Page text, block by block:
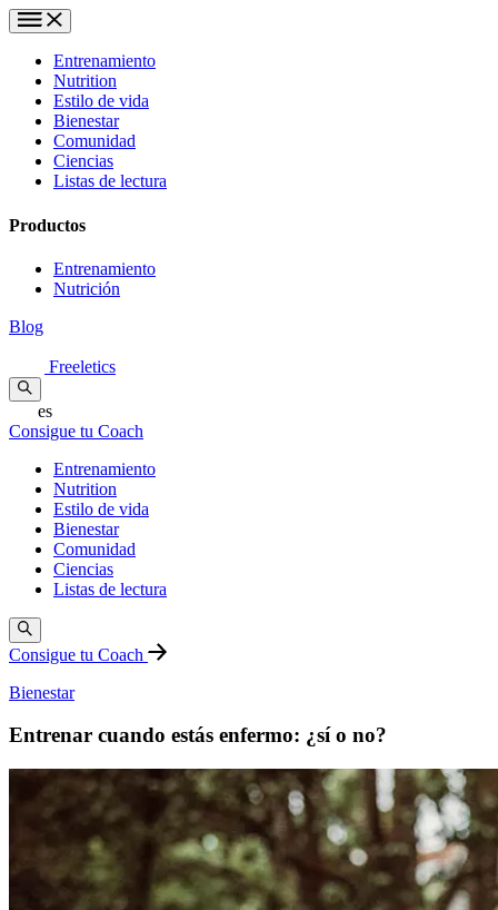
Entrenamiento
Nutrition
Estilo de vida
Bienestar
Comunidad
Ciencias
Listas de lectura
Productos
Entrenamiento
Nutrición
Blog
Freeletics
es
Consigue tu Coach
Entrenamiento
Nutrition
Estilo de vida
Bienestar
Comunidad
Ciencias
Listas de lectura
Consigue tu Coach
Bienestar
Entrenar cuando estás enfermo: ¿sí o no?